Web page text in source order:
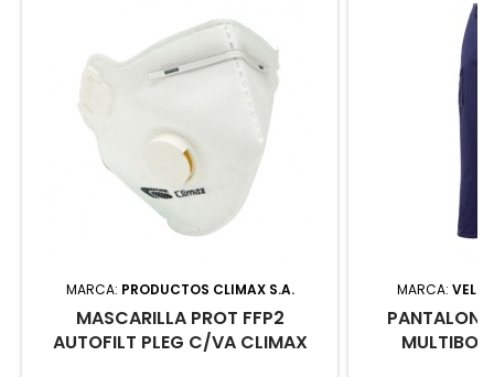
MARCA: PRODUCTOS CLIMAX S.A.
MASCARILLA PROT FFP2
AUTOFILT PLEG C/VA CLIMAX
MARCA:
PANTALON